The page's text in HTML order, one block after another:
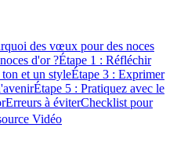
des vœux pour des noces
d'or ?Étape 1 : Réfléchir
et un styleÉtape 3 : Exprimer
Étape 5 : Pratiquez avec le
Erreurs à éviterChecklist pour
Vidéo